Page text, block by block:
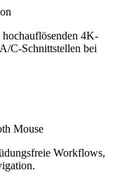
4K-
C-Schnittstellen bei
Mouse
Workflows,